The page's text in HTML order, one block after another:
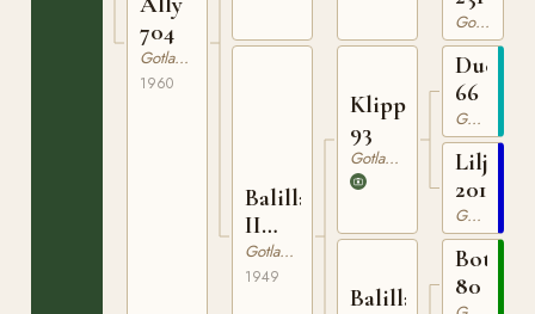
704
Gotlandsruss
1960
Balilla
II
400Gotlandsruss
1949
Klipp
93
Gotlandsruss
Balilla
Gotlandsruss
Ducke
66
Gotlandsruss
Liljan
201
Gotlandsruss
Botajr
80